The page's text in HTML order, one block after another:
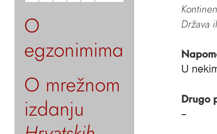
O
egzonimima
O mrežnom
izdanju
Država
U
Drugo
–